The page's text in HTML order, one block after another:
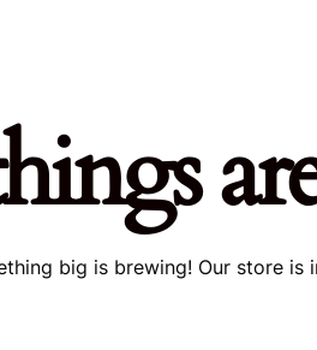
big is brewing! Our store